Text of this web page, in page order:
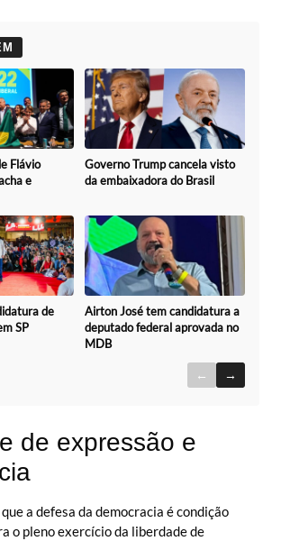
Flávio
e
Governo Trump cancela visto
da embaixadora do Brasil
de
SP
Airton José tem candidatura a
deputado federal aprovada no
MDB
← →
de expressão e
a defesa da democracia é condição
o pleno exercício da liberdade de